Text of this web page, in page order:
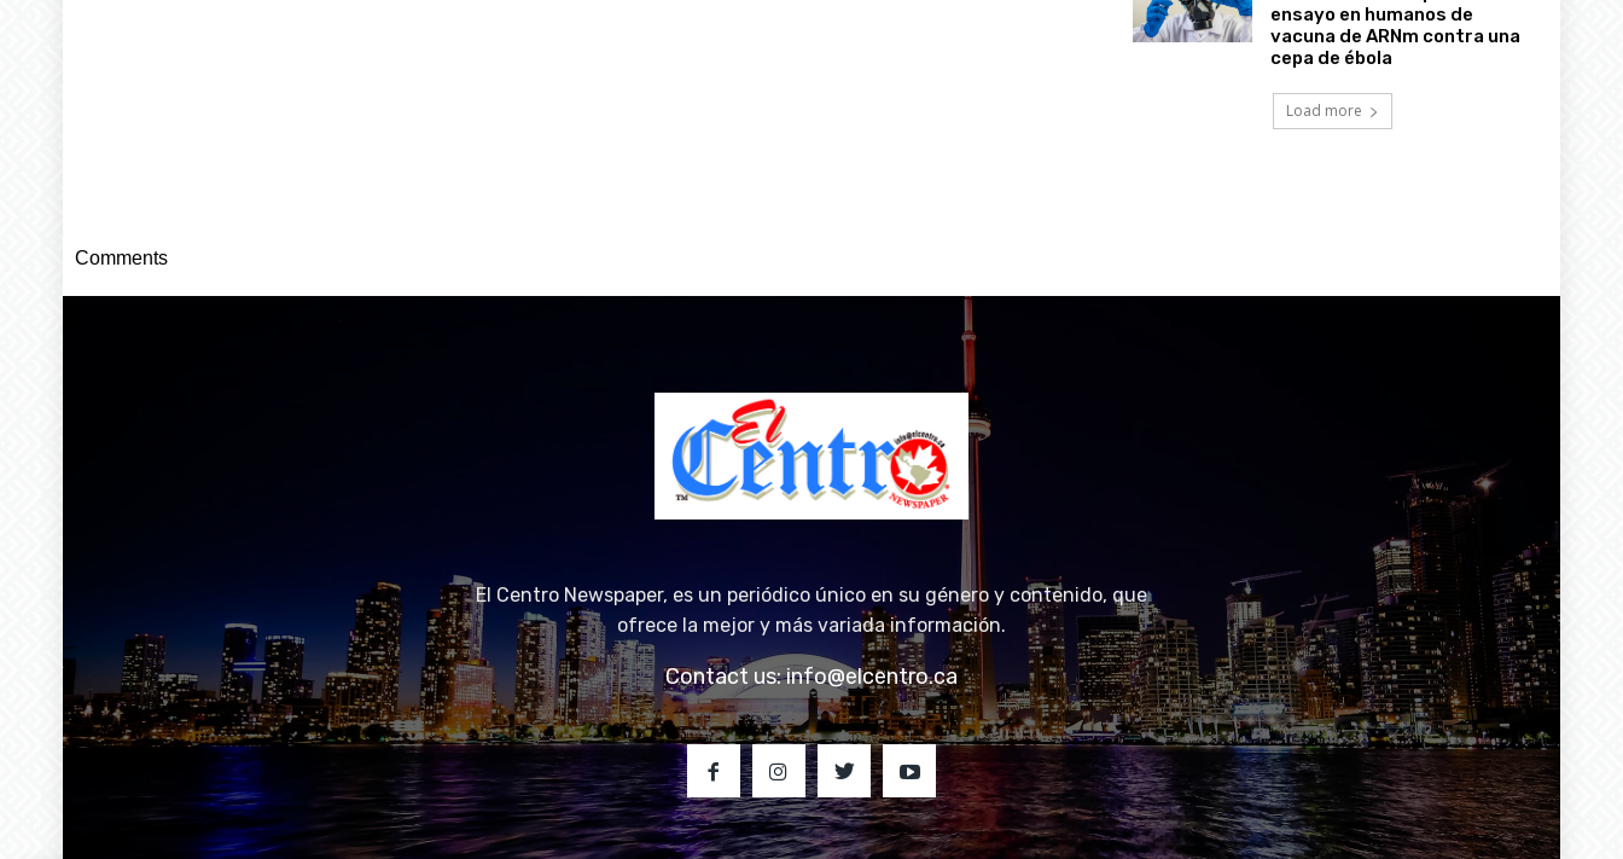
ensayo en humanos de
vacuna de ARNm contra una
cepa de ébola
Load more
Comments
El Centro Newspaper, es un periódico único en su género y contenido, que
ofrece la mejor y más variada información.
Contact us:info@elcentro.ca